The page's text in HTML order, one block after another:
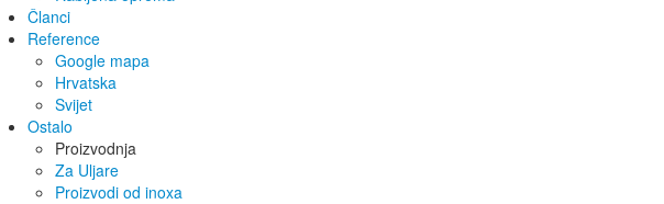
Članci
Reference
Google mapa
Hrvatska
Svijet
Ostalo
Proizvodnja
Za Uljare
Proizvodi od inoxa